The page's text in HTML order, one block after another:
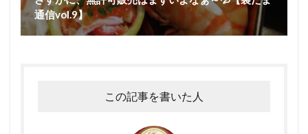
通信vol.9】
この記事を書いた人